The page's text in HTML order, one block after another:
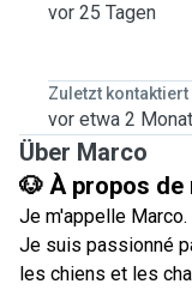
vor 25 Tagen
Zuletzt kontaktiert
vor etwa 2
Über Marco
🐶 À propos de
Je m'appelle
Je suis passionné
les chiens et les